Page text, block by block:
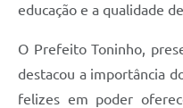
educação e a qualidade
O Prefeito Toninho,
destacou a importância
felizes em poder